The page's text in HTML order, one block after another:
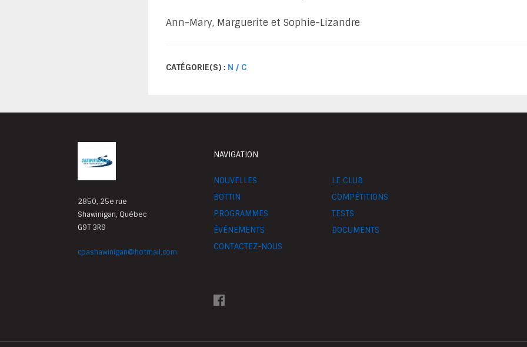
Ann-Mary, Marguerite et Sophie-Lizandre
CATÉGORIE(S) : N / C
2850, 25e rue
Shawinigan, Québec
G9T 3R9
cpashawinigan@hotmail.com
NAVIGATION
NOUVELLES
LE CLUB
BOTTIN
COMPÉTITIONS
PROGRAMMES
TESTS
ÉVÉNEMENTS
DOCUMENTS
CONTACTEZ-NOUS